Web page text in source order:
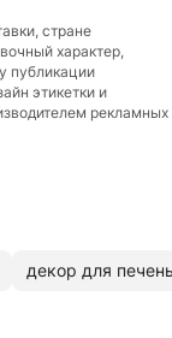
стране
характер,
публикации
этикетки и
рекламных
декор для